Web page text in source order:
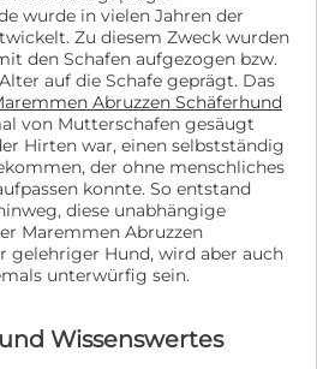
wurde in vielen Jahren der
Zu diesem Zweck wurden
den Schafen aufgezogen bzw.
auf die Schafe geprägt. Das
Abruzzen Schäferhund
von Mutterschafen gesäugt
Hirten war, einen selbstständig
der ohne menschliches
konnte. So entstand
diese unabhängige
Maremmen Abruzzen
gelehriger Hund, wird aber auch
unterwürfig sein.
Wissenswertes